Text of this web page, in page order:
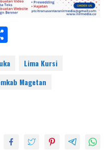
ar
e
Lima Kursi
Magetan